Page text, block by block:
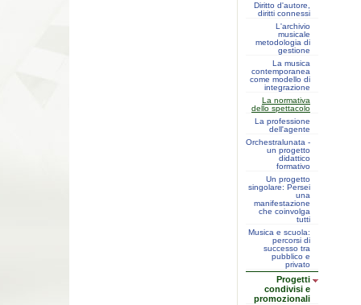
Diritto d'autore,
diritti connessi
L'archivio
musicale
metodologia di
gestione
La musica
contemporanea
come modello di
integrazione
La normativa
dello spettacolo
La professione
dell'agente
Orchestralunata -
un progetto
didattico
formativo
Un progetto
singolare: Persei
una
manifestazione
che coinvolga
tutti
Musica e scuola:
percorsi di
successo tra
pubblico e
privato
Progetti
condivisi e
promozionali